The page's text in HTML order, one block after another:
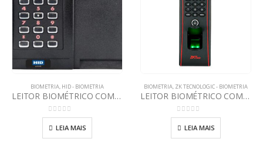
BIOMETRIA, HID - BIOMETRIA
LEITOR BIOMÉTRICO COM DISPLAY RKLB40 – 928N
0out of 5
LEIA MAIS
BIOMETRIA, ZK TECNOLOGIC - BIOMETRIA
LEITOR BIOMÉTRICO COM SENHA TF1700
0out of 5
LEIA MAIS